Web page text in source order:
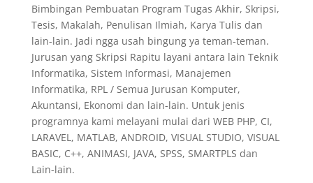
Bimbingan Pembuatan Program Tugas Akhir, Skripsi,
Tesis, Makalah, Penulisan Ilmiah, Karya Tulis dan
lain-lain. Jadi ngga usah bingung ya teman-teman.
Jurusan yang Skripsi Rapitu layani antara lain Teknik
Informatika, Sistem Informasi, Manajemen
Informatika, RPL / Semua Jurusan Komputer,
Akuntansi, Ekonomi dan lain-lain. Untuk jenis
programnya kami melayani mulai dari WEB PHP, CI,
LARAVEL, MATLAB, ANDROID, VISUAL STUDIO, VISUAL
BASIC, C++, ANIMASI, JAVA, SPSS, SMARTPLS dan
Lain-lain.